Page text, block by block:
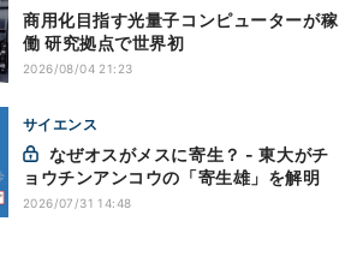
商用化目指す光量子コンピューターが稼
働 研究拠点で世界初
2026/08/04 21:23
サイエンス
ョウチンアンコウの「寄生雄」を解明
2026/07/31 14:48